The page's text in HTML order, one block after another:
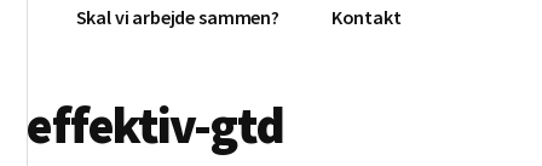
medier
Skal vi arbejde sammen? Kontakt
effektiv-gtd